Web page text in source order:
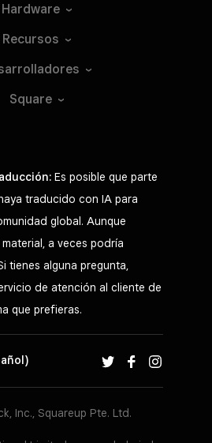
Hardware
Recursos
Square
Es posible que parte
traducido con IA para
global. Aunque
a veces podría
tienes alguna pregunta,
de atención al cliente de
que prefieras.
Inc., Squareup Pte. Ltd.